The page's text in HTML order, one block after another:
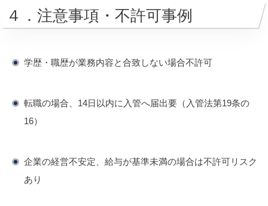
４．注意事項・不許可事例
学歴・職歴が業務内容と合致しない場合不許可
転職の場合、14日以内に入管へ届出要（入管法第19条の
16）
企業の経営不安定、給与が基準未満の場合は不許可リスク
あり